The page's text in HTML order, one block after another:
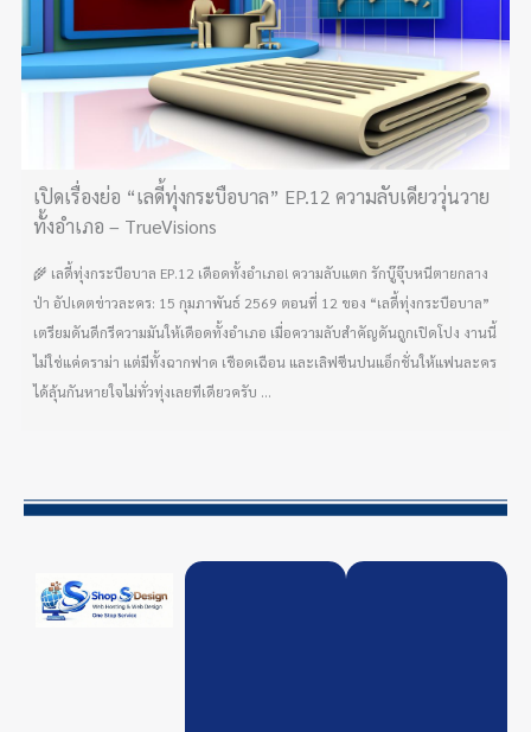
เปิดเรื่องย่อ “เลดี้ทุ่งกระบือบาล” EP.12 ความลับเดียววุ่นวาย
ทั้งอำเภอ – TrueVisions
🌾 เลดี้ทุ่งกระบือบาล EP.12 เดือดทั้งอำเภอ! ความลับแตก รักบู๊จุ๊บหนีตายกลาง
ป่า อัปเดตข่าวละคร: 15 กุมภาพันธ์ 2569 ตอนที่ 12 ของ “เลดี้ทุ่งกระบือบาล”
เตรียมดันดีกรีความมันให้เดือดทั้งอำเภอ เมื่อความลับสำคัญดันถูกเปิดโปง งานนี้
ไม่ใช่แค่ดราม่า แต่มีทั้งฉากฟาด เชือดเฉือน และเลิฟซีนปนแอ็กชั่นให้แฟนละคร
ได้ลุ้นกันหายใจไม่ทั่วทุ่งเลยทีเดียวครับ ...